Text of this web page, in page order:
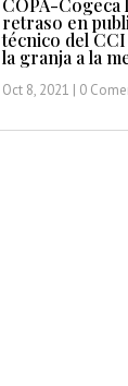
COPA-Cogeca
retraso en
técnico del
la granja a la
Oct 8, 2021 | 0